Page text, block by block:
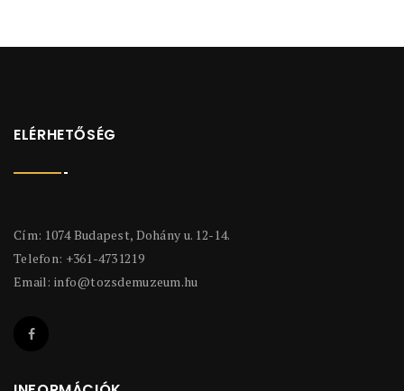
ELÉRHETŐSÉG
Cím: 1074 Budapest, Dohány u. 12-14.
Telefon: +361-4731219
Email: info@tozsdemuzeum.hu